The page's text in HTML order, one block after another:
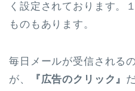
く設定されております。
ものもあります。
毎日メールが受信される
が、
『広告のクリック』